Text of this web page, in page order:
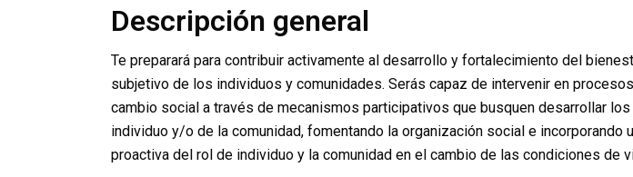
Descripción general
Te preparará para contribuir activamente al desarrollo y fortalecimiento del
subjetivo de los individuos y comunidades. Serás capaz de intervenir en
cambio social a través de mecanismos participativos que busquen desarrollar
individuo y/o de la comunidad, fomentando la organización social e incorporando
proactiva del rol de individuo y la comunidad en el cambio de las condiciones de